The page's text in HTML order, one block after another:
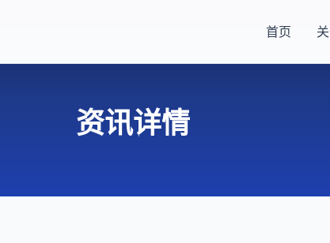
首页
资讯详情